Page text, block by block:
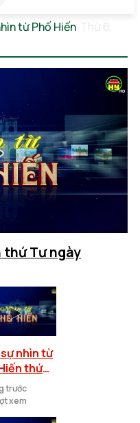
từ Phố Hiến Thứ 6,
thứ Tư ngày
nhìn từ
thứ
trước
xem